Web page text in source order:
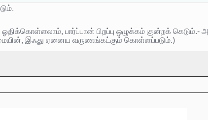
பார்ப்பான் பிறப்பு ஒழுக்கம் குன்றக்
இஃது ஏனைய வருணங்கட்கும் கொள்ளப்படும்.)